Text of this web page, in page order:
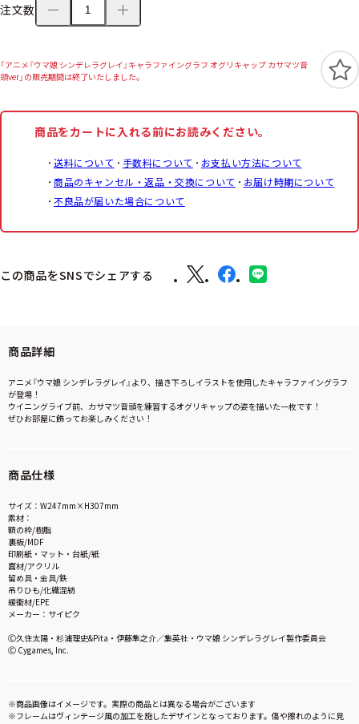
注文数
「アニメ『ウマ娘 シンデレラグレイ』キャラファイングラフ オグリキャップ カサマツ音
頭ver」の販売期間は終了いたしました。
商品をカートに入れる前にお読みください。
送料について 手数料について
お支払い方法について
商品のキャンセル・返品・交換について
お届け時期について
不良品が届いた場合について
この商品をSNSでシェアする
商品詳細
アニメ『ウマ娘 シンデレラグレイ』より、描き下ろしイラストを使用したキャラファイングラフ
が登場！
ウイニングライブ前、カサマツ音頭を練習するオグリキャップの姿を描いた一枚です！
ぜひお部屋に飾ってお楽しみください！
商品仕様
サイズ：W247mm×H307mm
素材：
額の枠/樹脂
裏板/MDF
印刷紙・マット・台紙/紙
面材/アクリル
留め具・金具/鉄
吊りひも/化繊混紡
緩衝材/EPE
メーカー：サイピク
Ⓒ久住太陽・杉浦理史&Pita・伊藤隼之介／集英社・ウマ娘 シンデレラグレイ製作委員会
Ⓒ Cygames, Inc.
※商品画像はイメージです。実際の商品とは異なる場合がございます
※フレームはヴィンテージ風の加工を施したデザインとなっております。傷や擦れのように見